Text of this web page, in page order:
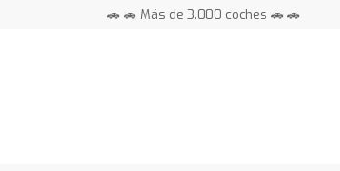
🚗 🚗 Más de 3.000 coches 🚗 🚗